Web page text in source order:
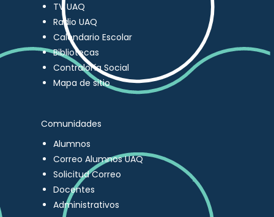
TV UAQ
Radio UAQ
Calendario Escolar
Bibliotecas
Contraloría Social
Mapa de sitio
Comunidades
Alumnos
Correo Alumnos UAQ
Solicitud Correo
Docentes
Administrativos